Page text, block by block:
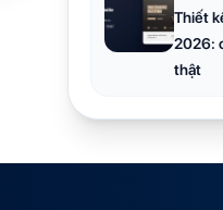
Thiết
2026:
thật